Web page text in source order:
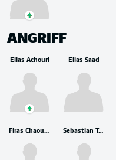
ANGRIFF
Elias Achouri Elias Saad
Firas Chaouat Sebastian Tounekti